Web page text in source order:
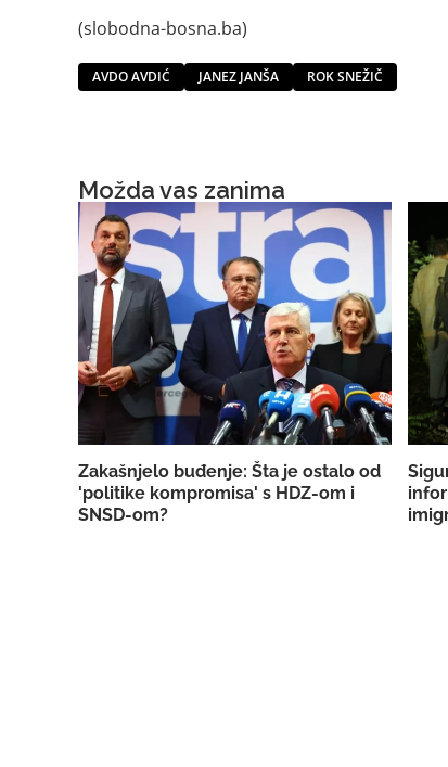
(slobodna-bosna.ba)
AVDO AVDIĆ JANEZ JANŠA ROK SNEŽIČ
Možda vas zanima
Zakašnjelo buđenje: Šta je ostalo od
'politike kompromisa' s HDZ-om i
SNSD-om?